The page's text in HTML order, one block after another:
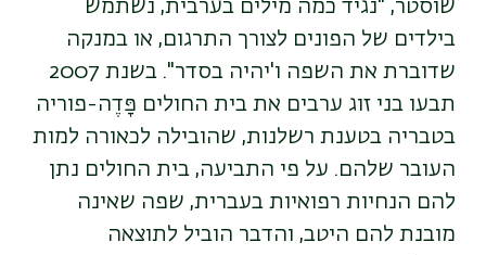
שוסטר, "נגיד כמה מילים בערבית, נשתמש
בילדים של הפונים לצורך התרגום, או במנקה
שדוברת את השפה ו'יהיה בסדר".
בשנת 2007
תבעו בני זוג ערבים את בית החולים פָּדֶה-פוריה
בטבריה בטענת רשלנות, שהובילה לכאורה למות
העובר שלהם. על פי התביעה, בית החולים נתן
להם הנחיות רפואיות בעברית, שפה שאינה
מובנת להם היטב, והדבר הוביל לתוצאה